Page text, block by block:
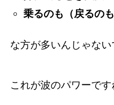
乗るのも（戻るの
な方が多いんじゃない
これが波のパワーです